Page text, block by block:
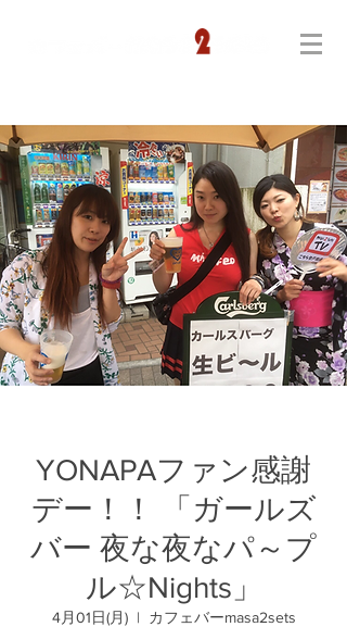
YONAPAファン感謝
デー！！ 「ガールズ
バー 夜な夜なパ～プ
ル☆Nights」
4月01日(月)
  |
カフェバーmasa2sets